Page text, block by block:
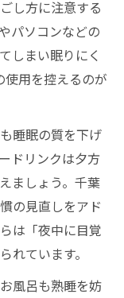
本改善
法
の作り方
を選ぶコツ
ポート方法
に専門医相談
ト
ォーマンス
し方に注意する
パソコンなどの
しまい眠りにく
使用を控えるのが
睡眠の質を下げ
ドリンクは夕方
ましょう。千葉
の見直しをアド
は「夜中に目覚
れています。
風呂も熟睡を妨